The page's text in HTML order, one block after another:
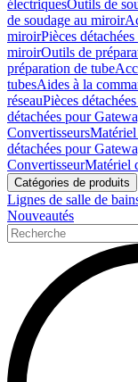
électriquesOutils de
de soudage au miroir
miroirPièces
miroirOutils de
préparation de tube
tubesAides à la
réseauPièces
détachées pour
ConvertisseursMatériel
détachées pour
ConvertisseurMatériel
Catégories de produits
Lignes de salle de
Nouveautés